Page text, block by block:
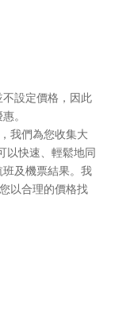
設定價格，因此
。
我們為您收集大
以快速、輕鬆地同
及機票結果。我
以合理的價格找